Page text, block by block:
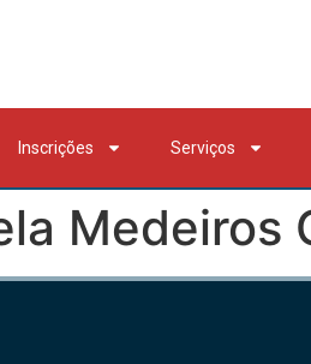
Inscrições Serviços
Medeiros